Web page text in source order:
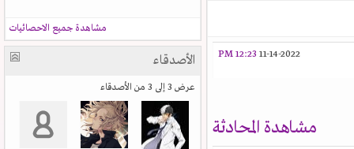
11-14-2022
12:23 PM
مشاهدة المحادثة
مشاهدة جميع الاحصائيات
الأصدقاء
عرض 3 إلى 3 من الأصدقاء